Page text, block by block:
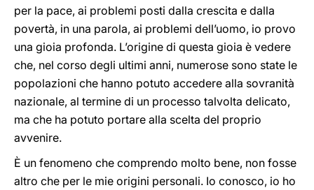
per la pace, ai problemi posti dalla crescita e dalla
povertà, in una parola, ai problemi dell’uomo, io provo
una gioia profonda. L’origine di questa gioia è vedere
che, nel corso degli ultimi anni, numerose sono state le
popolazioni che hanno potuto accedere alla sovranità
nazionale, al termine di un processo talvolta delicato,
ma che ha potuto portare alla scelta del proprio
avvenire.
È un fenomeno che comprendo molto bene, non fosse
altro che per le mie origini personali. Io conosco, io ho